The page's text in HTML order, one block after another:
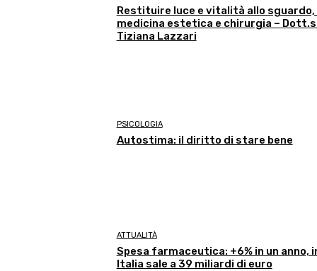
Restituire luce e vitalità allo
medicina estetica e chirurgia –
Tiziana Lazzari
PSICOLOGIA
Autostima: il diritto di stare bene
ATTUALITÀ
Spesa farmaceutica: +6% in un anno,
Italia sale a 39 miliardi di euro